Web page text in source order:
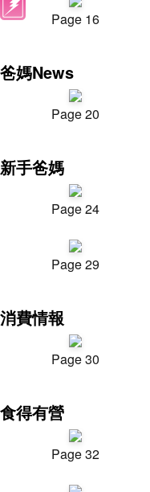
Page 16
爸媽News
Page 20
新手爸媽
Page 24
Page 29
消費情報
Page 30
食得有營
Page 32